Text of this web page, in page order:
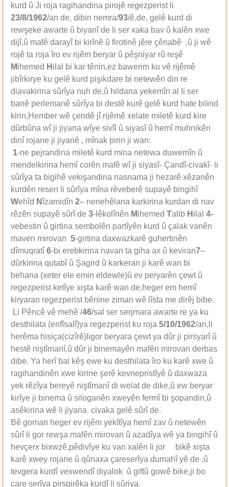
kurd û Ji roja ragihandina pirojê regezperist li
23/8/1962/an de, dibin nemra/93/ê.de, gelê kurd di
rewşeke awarte û biyanî de li ser xaka bav û kalên xwe
dijî,û mafê darayî bi kirînê û firotinê jêre çênabê ,û ji wê
rojê ta roja îro ev rijêm beryar û pêşniyar rû reşê
Mihemed H ilal bi kar tênin,ez bawerim ku vê rijêmê
jibîrkirye ku gelê kurd pişikdare bi netewên din re
diavakirina sûrîya nuh de,û hildana yekemîn al li ser
banê perlemanê sûrîya bi destê kurê gelê kurd hate bilind
kirin,Hember wê çendê jî rijêmê xelate miletê kurd kire
dûrbûna wî ji jiyana wîye sivîl û siyasî û hemî muhnikên
dinî rojane ji jiyanê , mînak pirin ji wan:
1-ne pejrandina miletê kurd mina netewa duwemîn û
mendelkirina hemî corên mafê wî ji siyasî- Çandî-civakî- li
sûrîya ta bigihê vekişandina nasnama ji hezarê xêzanên
kurdên resen li sûrîya mîna rêveberê supayê bingihî
Wehîd Nîzamidîn 2– nenehêlana karkirina kurdan di nav
rêzên supayê sûrî de 3-lêkolînên Mihemed Talib H ilal 4-
vebestin û girtina sembolên partîyên kurd û çalak vanên
maven mirovan 5-girtina daxwazkarê guhertinên
dîmuqratî6-bi erebkirina navan ta giha ax û keviran7–
dûrkirina qutabî û Şagird û karkeran ji karê wan bi
behana (xeter ele emin eldewle)û ev peryarên çewt û
regezperist ketîye xişta karê wan de,heger em hemî
kiryaran regezperist bênine ziman wê lîsta me dirêj bibe.
Li Pêncê vê mehê /46/sal ser serjmara awarte re ya ku
desthilata (enfîsalî)ya regezperist ku roja 5/10/1962/an,li
herêma hisiça(cizîrê)ligor beryara çewt ya dûr ji pirsyarî û
hestê niştîmanî,û dûr ji binemayên mafên mirovan derbas
dibe. Ya herî bal kêş ewe ku desthilata îro ku karê xwe û
ragihandinên xwe kirine şerê kevnepristîyê û daxwaza
yek rêzîya bereyê niştîmanî di welat de dike,û ew beryar
kirîye ji binema û siloganên xweyên fermî bi şopandin,û
asêkirina wê li jiyana civaka gelê sûrî de.
Bê goman heger ev rijêm yekîtîya hemî zav û netewên
sûrî li gor rewşa mafên mirovan û azadîya wê ya bingihî û
hevçerx bixwzê,pêdivîye ku van xalên li jor bikê xişta
karê xwey rojane û qûnaxa çareserîya dumahî yê de ,û
tevgera kurdî vexwendî diyalok û giftû gowê bike,ji bo
çare serîya pirsgirêka kurdî li sûriya.